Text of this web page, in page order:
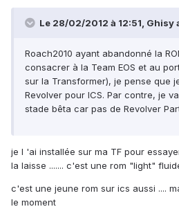
Le 28/02/2012 à 12:51, Ghisy
Roach2010 ayant abandonné la
consacrer à la Team EOS et au
sur la Transformer), je pense que
Revolver pour ICS. Par contre, je
stade bêta car pas de Revolver
je l 'ai installée sur ma TF pour
la laisse ....... c'est une rom "light"
c'est une jeune rom sur ics aussi ....
le moment